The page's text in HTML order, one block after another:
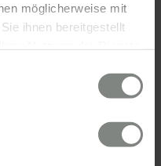
möglicherweise mit
ihnen bereitgestellt
weiterhin nutzen.